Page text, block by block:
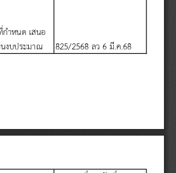
กาหนด เสนอ
นงบประมาณ 825/2568 ลว 6 ม.ค.68